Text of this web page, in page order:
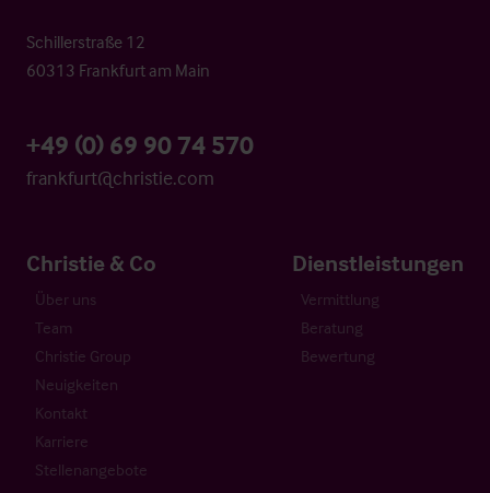
Schillerstraße 12
60313 Frankfurt am Main
+49 (0) 69 90 74 570
frankfurt@christie.com
Christie & Co
Über uns
Team
Christie Group
Neuigkeiten
Kontakt
Karriere
Stellenangebote
Dienstleistungen
Vermittlung
Beratung
Bewertung